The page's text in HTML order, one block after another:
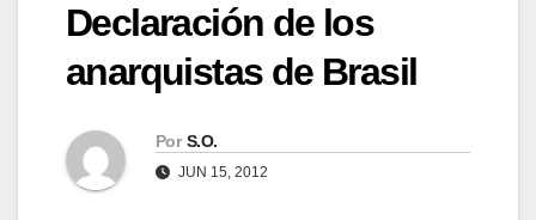
Declaración de los
anarquistas de Brasil
Por S.O.
JUN 15, 2012